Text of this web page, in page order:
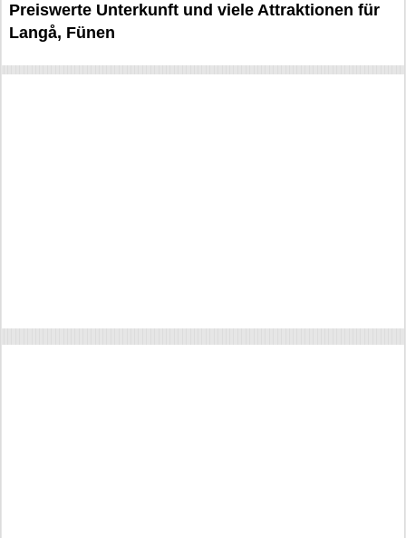
Preiswerte Unterkunft und viele Attraktionen für
Langå, Fünen